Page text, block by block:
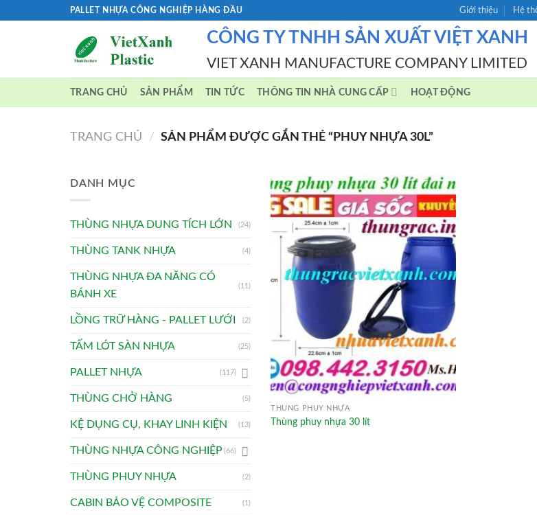
PALLET NHỰA CÔNG NGHIỆP HÀNG ĐẦU Giới thiệu Hệ
CÔNG TY TNHH SẢN XUẤT VIỆT XANH
VIET XANH MANUFACTURE COMPANY LIMITED
TRANG CHỦ SẢN PHẨM TIN TỨC THÔNG TIN NHÀ CUNG CẤP HOẠT ĐỘNG
TRANG CHỦ / SẢN PHẨM ĐƯỢC GẮN THẺ “PHUY NHỰA 30L”
DANH MỤC
THÙNG NHỰA DUNG TÍCH LỚN (24)
THÙNG TANK NHỰA (4)
THÙNG NHỰA ĐA NĂNG CÓ
BÁNH XE
(11)
LỒNG TRỮ HÀNG - PALLET LƯỚI (2)
TẤM LÓT SÀN NHỰA (25)
PALLET NHỰA (117)
THÙNG CHỞ HÀNG (5)
KỆ DỤNG CỤ, KHAY LINH KIỆN (13)
THÙNG NHỰA CÔNG NGHIỆP(66)
THÙNG PHUY NHỰA (2)
CABIN BẢO VỆ COMPOSITE (1)
THÙNG PHUY NHỰA
Thùng phuy nhựa 30 lít